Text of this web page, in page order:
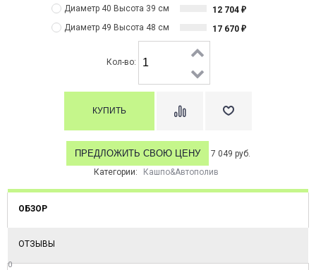
Диаметр 40 Высота 39 см 12 704 ₽
Диаметр 49 Высота 48 см 17 670 ₽
Кол-во:
ПРЕДЛОЖИТЬ СВОЮ ЦЕНУ
7 049 руб.
Категории:
Кашпо&Автополив
ОБЗОР
ОТЗЫВЫ
0